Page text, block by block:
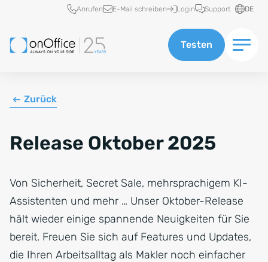
Schnellzugriff
Anrufen E-Mail schreiben Login Support DE
Testen
Zurück
Release Oktober 2025
Von Sicherheit, Secret Sale, mehrsprachigem KI-
Assistenten und mehr … Unser Oktober-Release
hält wieder einige spannende Neuigkeiten für Sie
bereit. Freuen Sie sich auf Features und Updates,
die Ihren Arbeitsalltag als Makler noch einfacher